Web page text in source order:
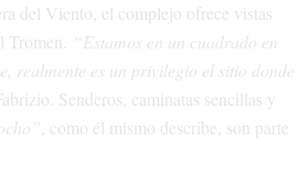
del Viento, el complejo ofrece vistas
Tromen.
“Estamos en un cuadrado en
realmente es un privilegio el sitio donde
Senderos, caminatas sencillas y
, como él mismo describe, son parte